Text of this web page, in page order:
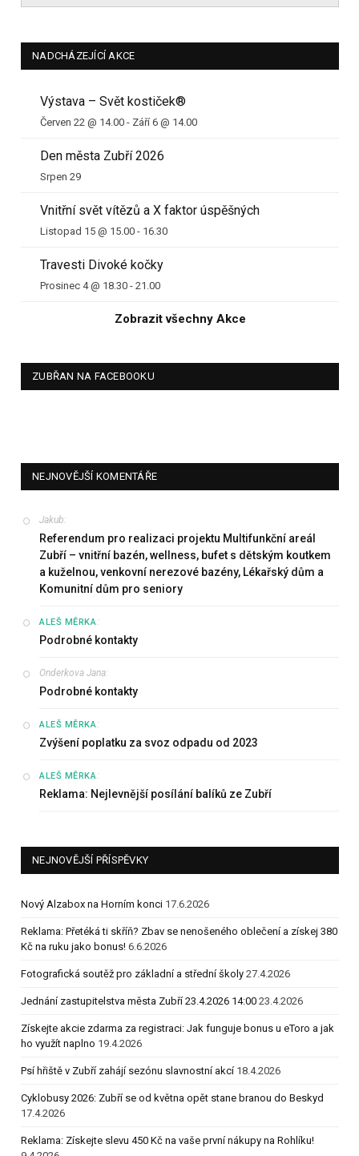
NADCHÁZEJÍCÍ AKCE
Výstava – Svět kostiček®
Červen 22 @ 14.00 - Září 6 @ 14.00
Den města Zubří 2026
Srpen 29
Vnitřní svět vítězů a X faktor úspěšných
Listopad 15 @ 15.00 - 16.30
Travesti Divoké kočky
Prosinec 4 @ 18.30 - 21.00
Zobrazit všechny Akce
ZUBŘAN NA FACEBOOKU
NEJNOVĚJŠÍ KOMENTÁŘE
Jakub:
Referendum pro realizaci projektu Multifunkční areál
Zubří – vnitřní bazén, wellness, bufet s dětským koutkem
a kuželnou, venkovní nerezové bazény, Lékařský dům a
Komunitní dům pro seniory
ALEŠ MĚRKA :
Podrobné kontakty
Onderkova Jana:
Podrobné kontakty
ALEŠ MĚRKA :
Zvýšení poplatku za svoz odpadu od 2023
ALEŠ MĚRKA :
Reklama: Nejlevnější posílání balíků ze Zubří
NEJNOVĚJŠÍ PŘÍSPĚVKY
Nový Alzabox na Horním konci 17.6.2026
Reklama: Přetéká ti skříň? Zbav se nenošeného oblečení a získej 380
Kč na ruku jako bonus! 6.6.2026
Fotografická soutěž pro základní a střední školy 27.4.2026
Jednání zastupitelstva města Zubří 23.4.2026 14:00 23.4.2026
Získejte akcie zdarma za registraci: Jak funguje bonus u eToro a jak
ho využít naplno 19.4.2026
Psí hřiště v Zubří zahájí sezónu slavnostní akcí 18.4.2026
Cyklobusy 2026: Zubří se od května opět stane branou do Beskyd
17.4.2026
Reklama: Získejte slevu 450 Kč na vaše první nákupy na Rohlíku!